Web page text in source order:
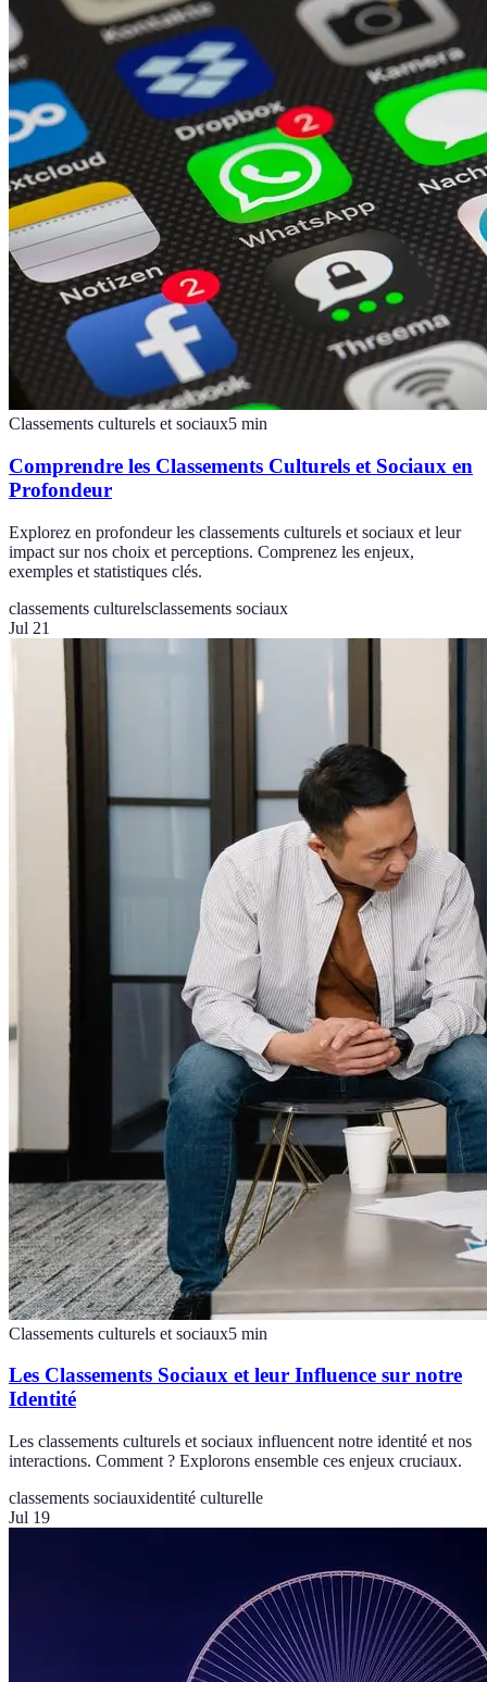
Classements culturels et sociaux5 min
Comprendre les Classements Culturels et Sociaux en
Profondeur
Explorez en profondeur les classements culturels et sociaux et leur
impact sur nos choix et perceptions. Comprenez les enjeux,
exemples et statistiques clés.
classements culturelsclassements sociaux
Jul 21
Classements culturels et sociaux5 min
Les Classements Sociaux et leur Influence sur notre
Identité
Les classements culturels et sociaux influencent notre identité et nos
interactions. Comment ? Explorons ensemble ces enjeux cruciaux.
classements sociauxidentité culturelle
Jul 19